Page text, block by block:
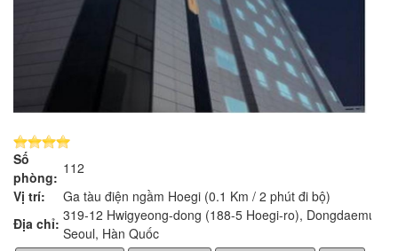
Số
phòng:
112
Vị trí:
Ga tàu điện ngầm Hoegi (0.1 Km / 2 phút đi bộ)
Địa chỉ: 319-12 Hwigyeong-dong (188-5 Hoegi-ro), Dongdaemun,
Seoul, Hàn Quốc